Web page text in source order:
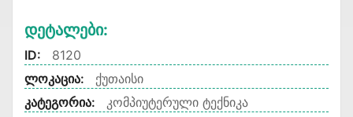
Დეტალები:
ID:
8120
ლოკაცია:
ქუთაისი
კატეგორია:
კომპიუტერული ტექნიკა